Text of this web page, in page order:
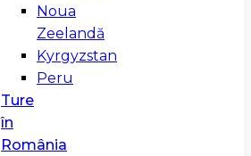
Noua
Zeelandă
Kyrgyzstan
Peru
Ture
în
România